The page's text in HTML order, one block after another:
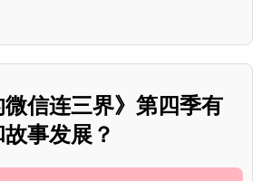
信连三界》第四季有
事发展？